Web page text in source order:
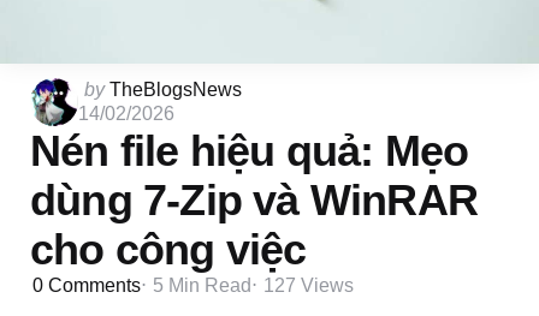
Posted
by
by TheBlogsNews
14/02/2026
Nén file hiệu quả: Mẹo
dùng 7-Zip và WinRAR
cho công việc
0 Comments 5 Min Read 127 Views